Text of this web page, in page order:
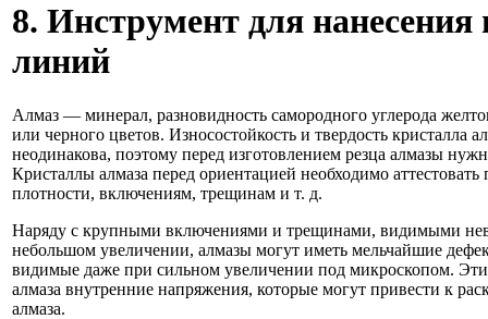
8. Инструмент для
линий
Алмаз — минерал, разновидность самородного углерода
или черного цветов. Износостойкость и твердость кристалла
неодинакова, поэтому перед изготовлением резца алмазы
Кристаллы алмаза перед ориентацией необходимо
плотности, включениям, трещинам и т. д.
Наряду с крупными включениями и трещинами, видимыми
небольшом увеличении, алмазы могут иметь мельчайшие
видимые даже при сильном увеличении под микроскопом.
алмаза внутренние напряжения, которые могут привести к
алмаза.